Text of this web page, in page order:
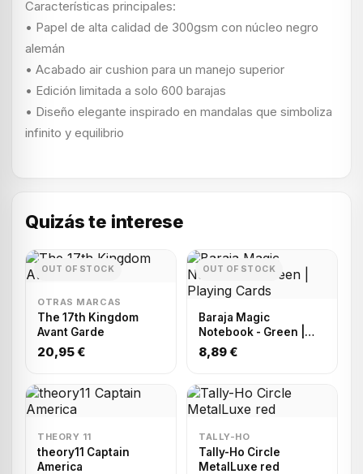
Características principales:
• Papel de alta calidad de 300gsm con núcleo negro
alemán
• Acabado air cushion para un manejo superior
• Edición limitada a solo 600 barajas
• Diseño elegante inspirado en mandalas que simboliza
infinito y equilibrio
Quizás te interese
OUT OF STOCK
OTRAS MARCAS
The 17th Kingdom
Avant Garde
20,95 €
OUT OF STOCK
Baraja Magic
Notebook - Green |
Playing Cards
8,89 €
THEORY 11
theory11 Captain
America
TALLY-HO
Tally-Ho Circle
MetalLuxe red